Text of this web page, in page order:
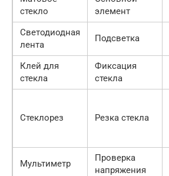
стекло
элемент
Светодиодная
лента
Подсветка
Клей для
стекла
Фиксация
стекла
Стеклорез Резка стекла
Мультиметр
Проверка
напряжения